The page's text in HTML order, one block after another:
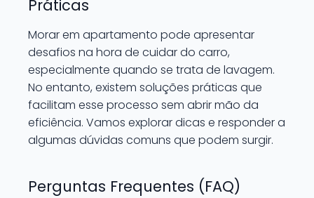
Práticas
Morar em apartamento pode apresentar
desafios na hora de cuidar do carro,
especialmente quando se trata de lavagem.
No entanto, existem soluções práticas que
facilitam esse processo sem abrir mão da
eficiência. Vamos explorar dicas e responder a
algumas dúvidas comuns que podem surgir.
Perguntas Frequentes (FAQ)